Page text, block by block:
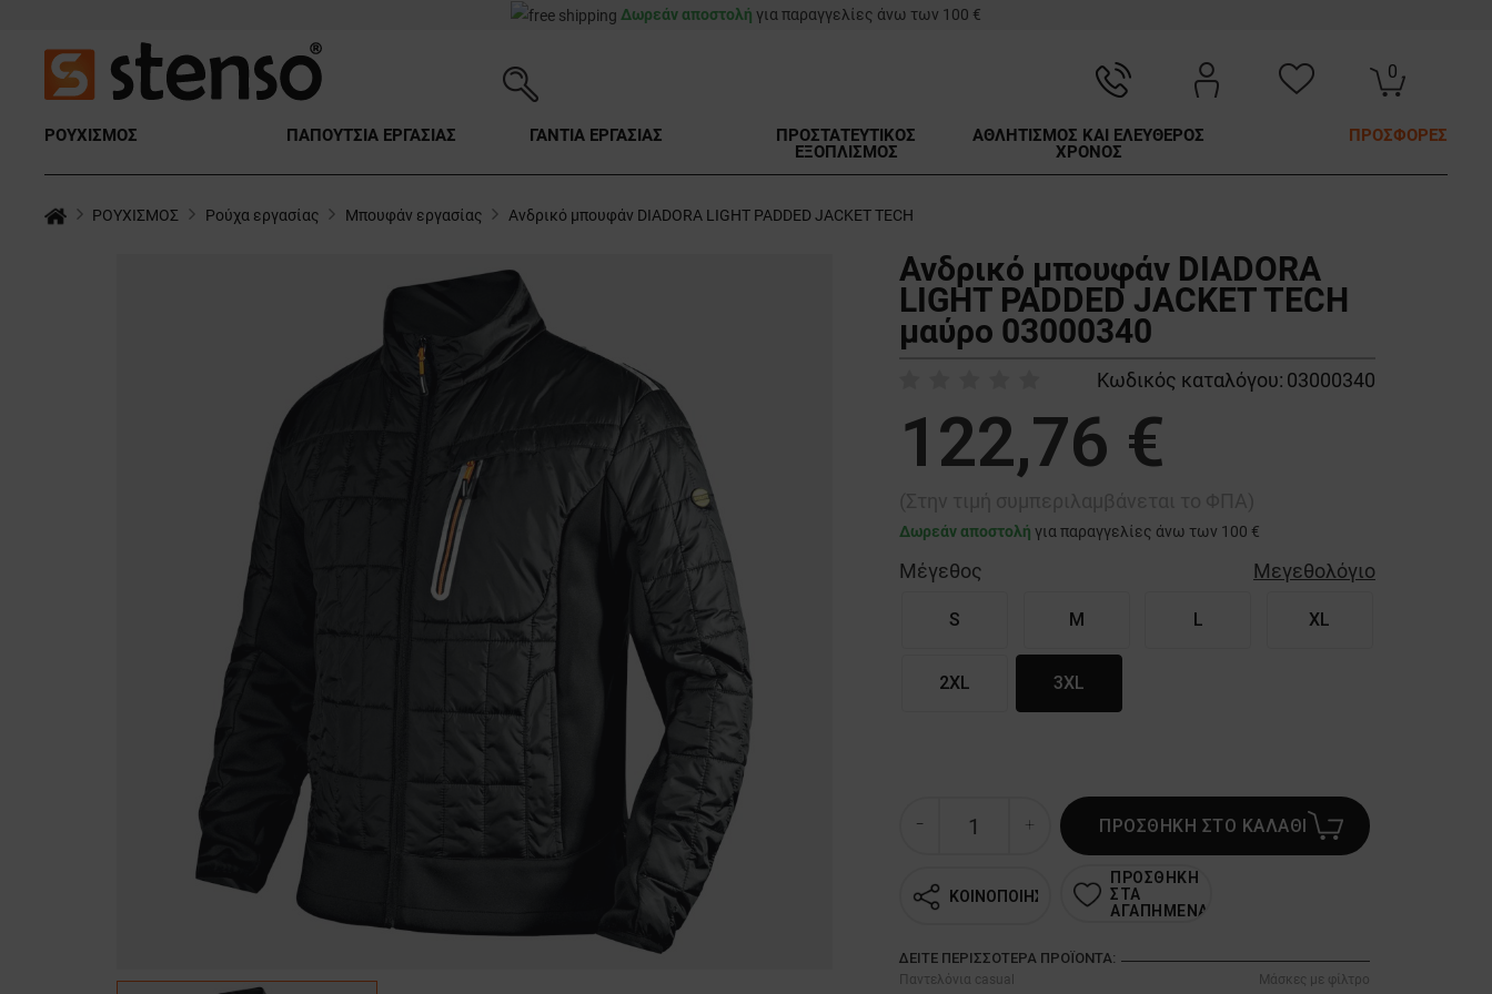
Δωρεάν αποστολή για παραγγελίες άνω των 100 €
0
ΡΟΥΧΙΣΜΟΣ ΠΑΠΟΥΤΣΙΑ ΕΡΓΑΣΙΑΣ ΓΑΝΤΙΑ ΕΡΓΑΣΙΑΣ
ΠΡΟΣΤΑΤΕΥΤΙΚΟΣ
ΕΞΟΠΛΙΣΜΟΣ
ΑΘΛΗΤΙΣΜΟΣ ΚΑΙ ΕΛΕΥΘΕΡΟΣ
ΧΡΟΝΟΣ
ΠΡΟΣΦΟΡΕΣ
ΡΟΥΧΙΣΜΟΣ Ρούχα εργασίας Μπουφάν εργασίας Ανδρικό μπουφάν DIADORA LIGHT PADDED JACKET TECH
Ανδρικό μπουφάν DIADORA
LIGHT PADDED JACKET TECH
μαύρο 03000340
Κωδικός καταλόγου: 03000340
122,76 €
Δωρεάν αποστολή για παραγγελίες άνω των 100 €
Μέγεθος Μεγεθολόγιο
S M L XL
2XL 3XL
ΠΡΟΣΘΗΚΗ ΣΤΟ ΚΑΛΑΘΙ
ΚΟΙΝΟΠΟΙΗΣΗ
ΠΡΟΣΘΗΚΗ
ΣΤΑ
ΑΓΑΠΗΜΕΝΑ
ΔΕΊΤΕ ΠΕΡΙΣΣΌΤΕΡΑ ΠΡΟΪΌΝΤΑ:
Παντελόνια casual Μάσκες με φίλτρο